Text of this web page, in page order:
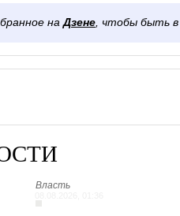
наДзене , чтобы быть
Власть